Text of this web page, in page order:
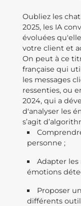
Oubliez les
2025, les IA
évoluées
votre client et
On peut à ce
française qui
les messages
ressenties, ou
2024, qui a
d'analyser les
s’agit
personne ;
Adapter
émotions
Proposer
différents